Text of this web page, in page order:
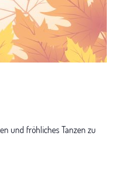
und fröhliches Tanzen zu